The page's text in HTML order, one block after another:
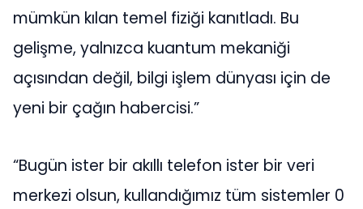
mümkün kılan temel fiziği kanıtladı. Bu
gelişme, yalnızca kuantum mekaniği
açısından değil, bilgi işlem dünyası için de
yeni bir çağın habercisi.”
“Bugün ister bir akıllı telefon ister bir veri
merkezi olsun, kullandığımız tüm sistemler 0